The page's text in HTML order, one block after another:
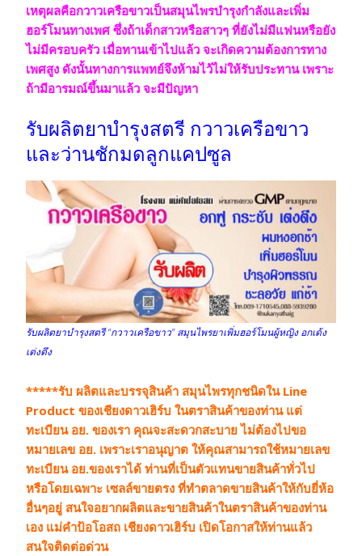
เหตุผลคือกวาวเครือขาวเป็นสมุนไพรบำรุงกำลังและเพิ่ม
ฮอร์โมนทางเพศ ซึ่งถ้าเด็กสาวหรือสาวๆ ที่ยังไม่มีแฟนหรือยัง
ไม่มีครอบครัว เมื่อทานเข้าไปแล้ว จะเกิดความต้องการทาง
เพศสูง ดังนั้นทางการแพทย์จึงห้ามไว้ไม่ให้รับประทาน เพราะ
ถ้ามีอารมณ์ขึ้นมาแล้ว จะมีปัญหา
รับผลิตยาบำรุงสตรี กวาวเครือขาว
และว่านชักมดลูกแคปซูล
รับผลิตยาบำรุงสตรี “กวาวเครือขาว” สมุนไพรยาเพิ่มฮอร์โมนผู้หญิง อกเด้ง
เต่งตึง
*****รับ ผลิตและบรรจุสินค้า สมุนไพรทุกชนิดใน Line
Product ของเชียงดาวเฮิร์บ ในตราสินค้าของท่าน แต่
ทะเบียน อย. ของเรา คุณจะสะดวกสะบาย ไม่ต้องไปขอ
หมายเลข อย. เพราะเราอนุญาต ให้คุณสามารถใช้หมายเลข
ทะเบียน อย.ของเราได้ ท่านที่เป็นตัวแทนขายสินค้าทั่วไป
หรือโดยเฉพาะ เซลล์ขายตรง ที่ทำตลาดขายสินค้าให้กับยี่ห้อ
อื่นๆอยู่ สนใจอยากผลิตและขายสินค้าในตราสินค้าของท่าน
เอง แม่คำป้อโอสถ เชียงดาวเฮิร์บ เปิดโอกาสให้ท่านแล้ว
สนใจติดต่อด่วน